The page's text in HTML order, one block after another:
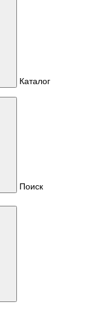
Каталог
Поиск